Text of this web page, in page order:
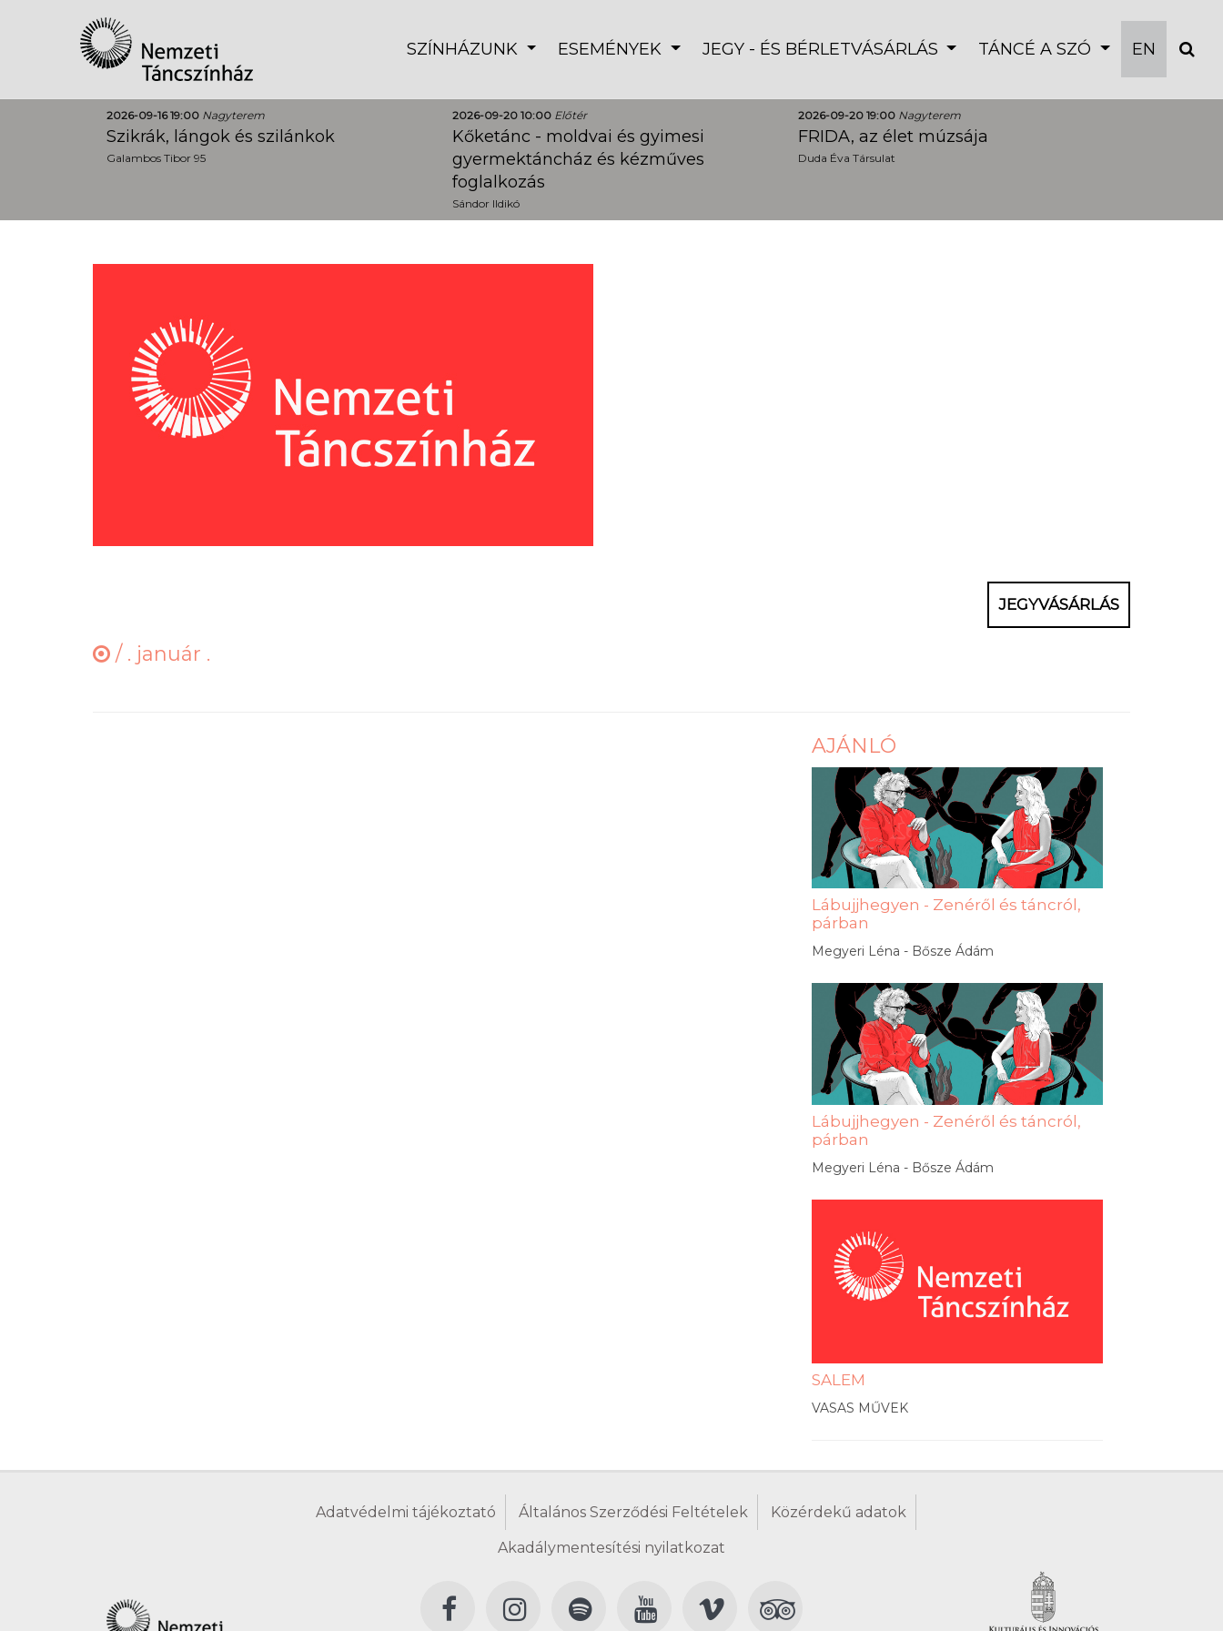
SZÍNHÁZUNK ESEMÉNYEK JEGY - ÉS BÉRLETVÁSÁRLÁS TÁNCÉ A SZÓ EN
2026-09-16 19:00 Nagyterem
Szikrák, lángok és szilánkok
Galambos Tibor 95
2026-09-20 10:00 Előtér
Kőketánc - moldvai és gyimesi
gyermektáncház és kézműves
foglalkozás
Sándor Ildikó
2026-09-20 19:00 Nagyterem
FRIDA, az élet múzsája
Duda Éva Társulat
JEGYVÁSÁRLÁS
/ . január .
AJÁNLÓ
Lábujjhegyen - Zenéről és táncról,
párban
Megyeri Léna - Bősze Ádám
Lábujjhegyen - Zenéről és táncról,
párban
Megyeri Léna - Bősze Ádám
SALEM
VASAS MŰVEK
Adatvédelmi tájékoztató Általános Szerződési Feltételek Közérdekű adatok
Akadálymentesítési nyilatkozat